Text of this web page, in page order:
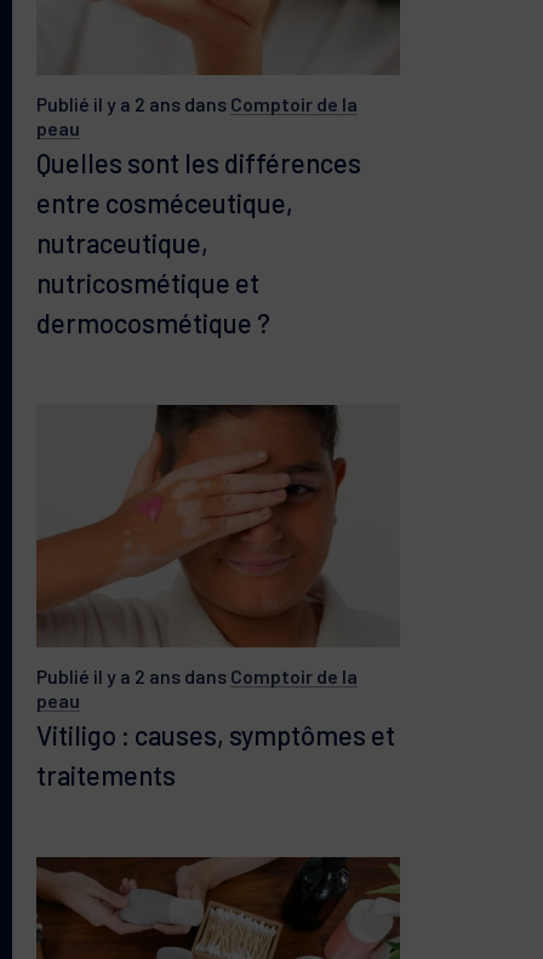
Publié il y a 2 ans dans Comptoir de la
peau
Quelles sont les différences
entre cosméceutique,
nutraceutique,
nutricosmétique et
dermocosmétique ?
Publié il y a 2 ans dans Comptoir de la
peau
Vitiligo : causes, symptômes et
traitements